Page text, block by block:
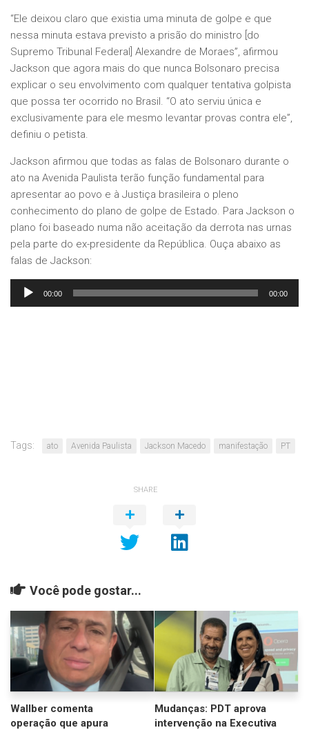
“Ele deixou claro que existia uma minuta de golpe e que
nessa minuta estava previsto a prisão do ministro [do
Supremo Tribunal Federal] Alexandre de Moraes”, afirmou
Jackson que agora mais do que nunca Bolsonaro precisa
explicar o seu envolvimento com qualquer tentativa golpista
que possa ter ocorrido no Brasil. “O ato serviu única e
exclusivamente para ele mesmo levantar provas contra ele”,
definiu o petista.
Jackson afirmou que todas as falas de Bolsonaro durante o
ato na Avenida Paulista terão função fundamental para
apresentar ao povo e à Justiça brasileira o pleno
conhecimento do plano de golpe de Estado. Para Jackson o
plano foi baseado numa não aceitação da derrota nas urnas
pela parte do ex-presidente da República. Ouça abaixo as
falas de Jackson:
Tocador
00:00 00:00
Tags: ato Avenida Paulista Jackson Macedo manifestação PT
SHARE
Você pode gostar...
Wallber comenta
operação que apura
Mudanças: PDT aprova
intervenção na Executiva